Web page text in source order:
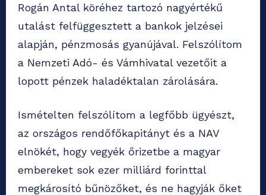
Rogán Antal köréhez tartozó nagyértékű
utalást felfüggesztett a bankok jelzései
alapján, pénzmosás gyanújával. Felszólítom
a Nemzeti Adó- és Vámhivatal vezetőit a
lopott pénzek haladéktalan zárolására.
Ismételten felszólítom a legfőbb ügyészt,
az országos rendőfőkapitányt és a NAV
elnökét, hogy vegyék őrizetbe a magyar
embereket sok ezer milliárd forinttal
megkárosító bűnözőket, és ne hagyják őket